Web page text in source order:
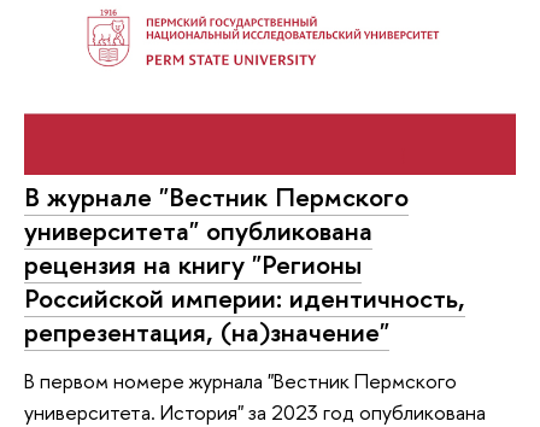
В журнале "Вестник Пермского
университета" опубликована
рецензия на книгу "Регионы
Российской империи: идентичность,
репрезентация, (на)значение"
В первом номере журнала "Вестник Пермского
университета. История" за 2023 год опубликована